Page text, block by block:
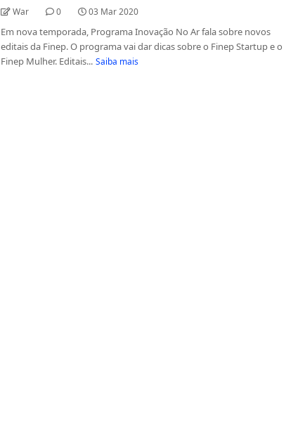
War 0 03 Mar 2020
Em nova temporada, Programa Inovação No Ar fala sobre novos
editais da Finep. O programa vai dar dicas sobre o Finep Startup e o
Finep Mulher. Editais... Saiba mais